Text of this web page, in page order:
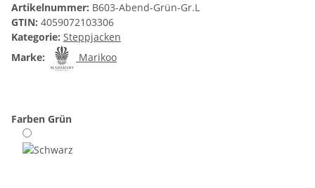
Artikelnummer: B603-Abend-Grün-Gr.L
GTIN: 4059072103306
Kategorie: Steppjacken
Marke:
Marikoo
Farben Grün